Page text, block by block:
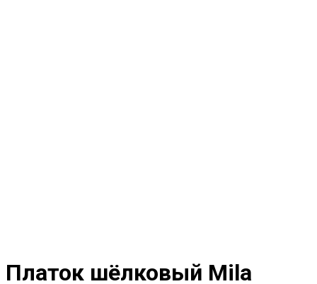
Платок шёлковый Mila